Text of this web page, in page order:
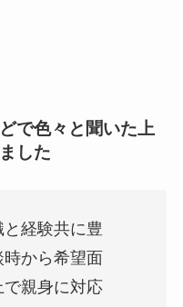
で色々と聞いた上
した
経験共に豊
から希望面
親身に対応